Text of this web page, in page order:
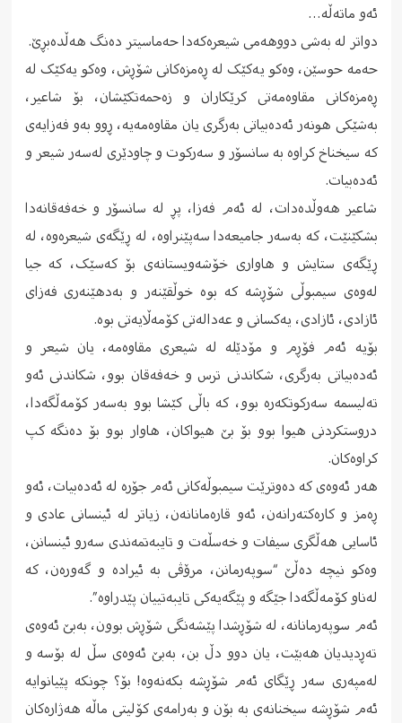
ئەو ماتەڵە…
دواتر لە بەشی دووهەمى شیعرەکەدا حەماسیتر دەنگ هەڵدەبڕێ.
حەمە حوسێن، وەکو یەکێک لە ڕەمزەکانى شۆڕش، وەکو یەکێک لە
ڕەمزەکانى مقاوەمەتى کرێکاران و زەحمەتکێشان، بۆ شاعیر،
بەشێکى هونەر ئەدەبیاتى بەرگرى یان مقاوەمەیە، ڕوو بەو فەزایەى
کە سیخناخ کراوە بە سانسۆر و سەرکوت و چاودێرى لەسەر شیعر و
ئەدەبیات.
شاعیر هەوڵدەدات، لە ئەم فەزا، پڕ لە سانسۆر و خەفەقانەدا
بشکێنێت، کە بەسەر جامیعەدا سەپێنراوە، لە ڕێگەى شیعرەوە، لە
ڕێگەى ستایش و هاوارى خۆشەویستانەى بۆ کەسێک، کە جیا
لەوەى سیمبوڵى شۆڕشە کە بوە خوڵقێنەر و بەدهێنەرى فەزاى
ئازادى، ئازادى، یەکسانى و عەدالەتى کۆمەڵایەتى بوە.
بۆیە ئەم فۆڕم و مۆدێلە لە شیعرى مقاوەمە، یان شیعر و
ئەدەبیاتى بەرگرى، شکاندنى ترس و خەفەقان بوو، شکاندنى ئەو
تەلیسمە سەرکوتکەرە بوو، کە باڵى کێشا بوو بەسەر کۆمەڵگەدا،
دروستکردنى هیوا بوو بۆ بێ هیواکان، هاوار بوو بۆ دەنگە کپ
کراوەکان.
هەر ئەوەى کە دەوترێت سیمبوڵەکانى ئەم جۆرە لە ئەدەبیات، ئەو
ڕەمز و کارەکتەرانەن، ئەو قارەمانانەن، زیاتر لە ئینسانى عادى و
ئاسایی هەڵگرى سیفات و خەسڵەت و تایبەتمەندى سەرو ئینسانن،
وەکو نیچە دەڵێ “سوپەرمانن، مرۆڤى بە ئیرادە و گەورەن، کە
لەناو کۆمەڵگەدا جێگە و پێگەیەکى تایبەتییان پێدراوە”.
ئەم سوپەرمانانە، لە شۆڕشدا پێشەنگى شۆڕش بوون، بەبێ ئەوەى
تەڕدیدیان هەبێت، یان دوو دڵ بن، بەبێ ئەوەى سڵ لە بۆسە و
لەمپەرى سەر ڕێگاى ئەم شۆڕشە بکەنەوە! بۆ؟ چونکە پێیانوایە
ئەم شۆڕشە سیخنانەى بە بۆن و بەرامەى کۆلیتى ماڵە هەژارەکان